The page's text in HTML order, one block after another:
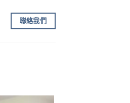
聯絡我們